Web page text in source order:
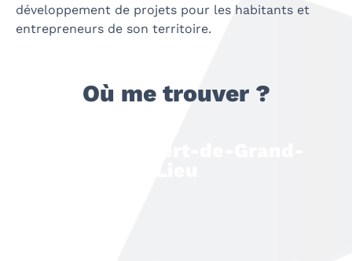
développement de projets pour les habitants et
entrepreneurs de son territoire.
Où me trouver ?